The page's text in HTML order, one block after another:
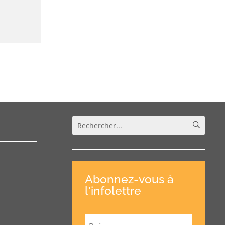
Abonnez-vous à
l'infolettre